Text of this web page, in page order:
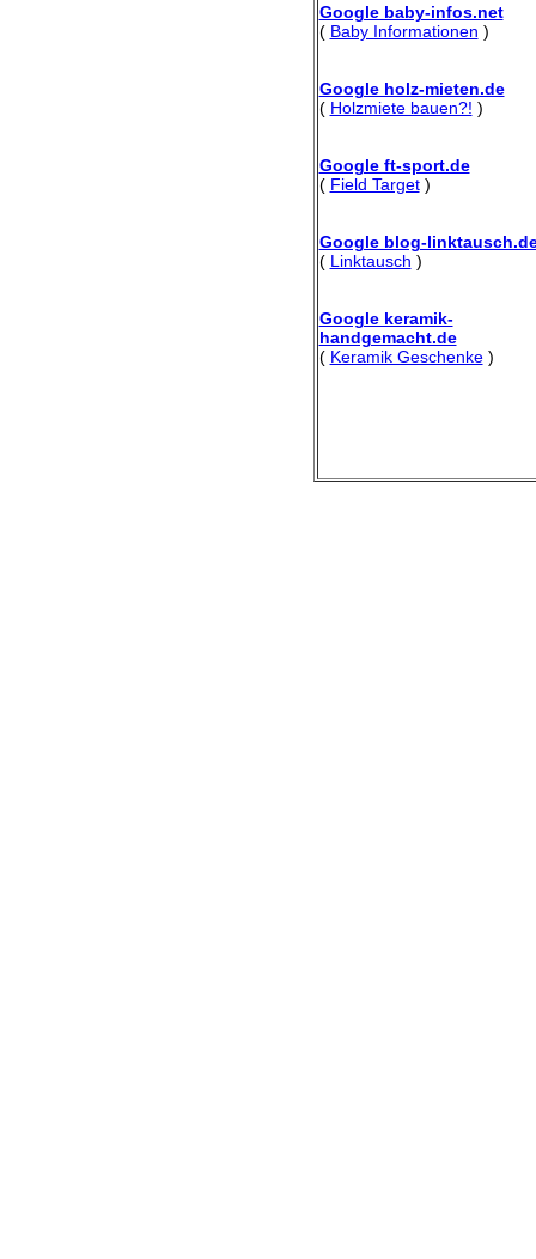
Google baby-infos.net
( Baby Informationen )
Google holz-mieten.de
( Holzmiete bauen?! )
Google ft-sport.de
( Field Target)
Google blog-
( Linktausch )
Google keramik-
handgemacht.de
( Keramik Geschenke)